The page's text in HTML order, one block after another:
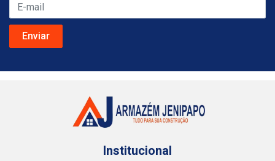
Institucional